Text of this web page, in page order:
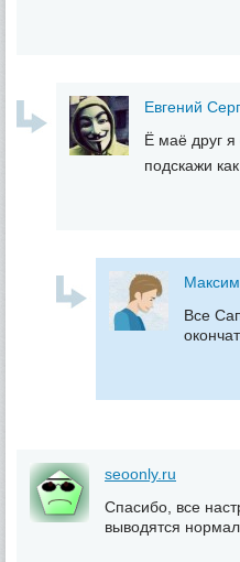
Евгений
Ё маё друг я
подскажи
Все
seoonly.ru
Спасибо, все
выводятся